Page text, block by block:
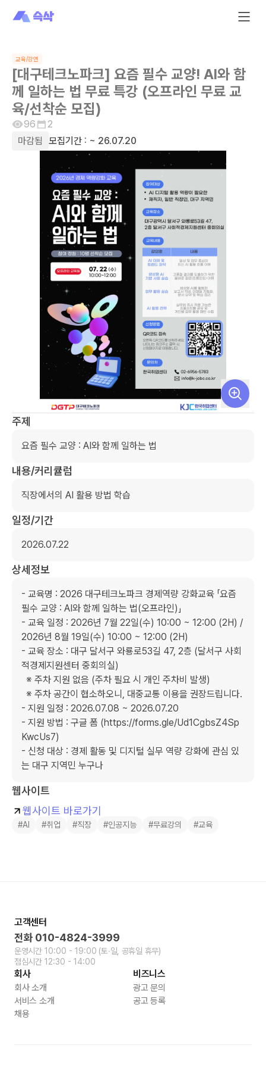
교육/강연
[대구테크노파크] 요즘 필수 교양! AI와 함
께 일하는 법 무료 특강 (오프라인 무료 교
육/선착순 모집)
96
2
마감됨
모집기간 : ~ 26.07.20
주제
요즘 필수 교양 : AI와 함께 일하는 법
내용/커리큘럼
직장에서의 AI 활용 방법 학습
일정/기간
2026.07.22
상세정보
- 교육명 : 2026 대구테크노파크 경제역량 강화교육 「요즘
필수 교양 : AI와 함께 일하는 법(오프라인)」
- 교육 일정 : 2026년 7월 22일(수) 10:00 ~ 12:00 (2H) /
2026년 8월 19일(수) 10:00 ~ 12:00 (2H)
- 교육 장소 : 대구 달서구 와룡로53길 47, 2층 (달서구 사회
적경제지원센터 중회의실)
- 지원 일정 : 2026.07.08 ~ 2026.07.20
- 지원 방법 : 구글 폼 (https://forms.gle/Ud1CgbsZ4Sp
KwcUs7)
- 신청 대상 : 경제 활동 및 디지털 실무 역량 강화에 관심 있
는 대구 지역민 누구나
웹사이트
웹사이트 바로가기
#AI #취업 #직장 #인공지능 #무료강의 #교육
고객센터
전화 010-4824-3999
운영시간 10:00 - 19:00 (토∙일, 공휴일 휴무)
점심시간 12:30 - 14:00
회사
회사 소개
서비스 소개
채용
비즈니스
광고 문의
공고 등록